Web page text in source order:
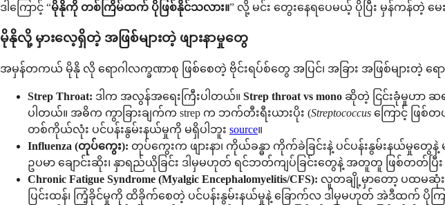
ဒါကြောင့် “မိုနိုကို တစ်ကြိမ်ထက် ပိုဖြစ်နိုင်သလား။” လို့ မင်း တွေးနေရပေမယ့် ပိုပြီး မှန်ကန်တဲ့ မ
မိုနိုလို့ မှားလေ့ရှိတဲ့ အဖြစ်များတဲ့ ဖျားနာမှုတွေ
အမှန်တကယ် မိုနို လို ရောဂါလက္ခဏာစု ဖြစ်စေတဲ့ ဗိုင်းရပ်စ်တွေ အပြင်၊ အခြား အဖြစ်များတဲ့ ရေ
Strep Throat: ဒါက အလွန်အရေးကြီးပါတယ်။ Strep throat vs mono ဆိုတဲ့ ငြင်းခုံမှုဟာ ဆရ
ပါတယ်။ အဓိက ကွာခြားချက်က strep က ဘက်တီးရီးယားပိုး (Streptococcus ကြောင့် ဖြ
တစ်ကိုယ်လုံး ပင်ပန်းနွမ်းနယ်မှုကို မရှိပါဘူး source။
Influenza (တုပ်ကွေး): တုပ်ကွေးက ဖျားနာ၊ ကိုယ်ခန္ဓာ ကိုက်ခဲခြင်းနဲ့ ပင်ပန်းနွမ်းနယ်မှု
ဥပမာ ချောင်းဆိုး၊ နှာရည်ယိုခြင်း ဒါမှမဟုတ် ရင်ဘတ်ကျပ်ခြင်းတွေနဲ့ အတူတူ ဖြစ်တတ်ပြီ
Chronic Fatigue Syndrome (Myalgic Encephalomyelitis/CFS): လူတချို့မှာတော့ ပထမဆုံး
ပြင်းထန်၊ ကြံ့ခိုင်မှုကို ထိခိုက်စေတဲ့ ပင်ပန်းနွမ်းနယ်မှုနဲ့ ခြောက်လ ဒါမှမဟုတ် အဲဒီထက် ပို